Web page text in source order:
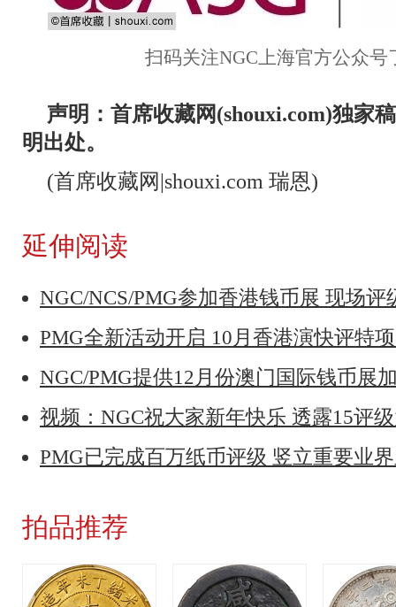
扫码关注NGC上海官方公众号
声明：首席收藏网(shouxi.com)独家
明出处。
(首席收藏网|shouxi.com 瑞恩)
延伸阅读
NGC/NCS/PMG参加香港钱币展 现场
PMG全新活动开启 10月香港演快评特
NGC/PMG提供12月份澳门国际钱币展
视频：NGC祝大家新年快乐 透露15评
PMG已完成百万纸币评级 竖立重要业
拍品推荐